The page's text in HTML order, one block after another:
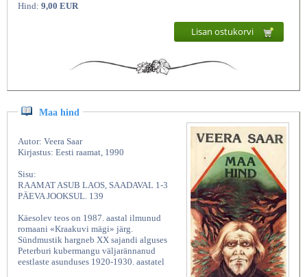
Hind: 9,00 EUR
Lisan ostukorvi
Maa hind
Autor: Veera Saar
Kirjastus: Eesti raamat, 1990
Sisu:
RAAMAT ASUB LAOS, SAADAVAL 1-3
PÄEVA JOOKSUL. 139
Käesolev teos on 1987. aastal ilmunud
romaani «Kraakuvi mägi» järg.
Sündmustik hargneb XX sajandi alguses
Peterburi kubermangu väljarännanud
eestlaste asunduses 1920-1930. aastatel